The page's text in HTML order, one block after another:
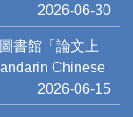
2026-06-30
書館「論文上
Chinese
2026-06-15